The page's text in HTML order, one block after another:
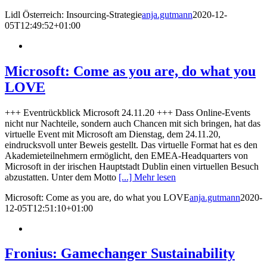
Lidl Österreich: Insourcing-Strategieanja.gutmann2020-12-
05T12:49:52+01:00
Microsoft: Come as you are, do what you
LOVE
+++ Eventrückblick Microsoft 24.11.20 +++ Dass Online-Events
nicht nur Nachteile, sondern auch Chancen mit sich bringen, hat das
virtuelle Event mit Microsoft am Dienstag, dem 24.11.20,
eindrucksvoll unter Beweis gestellt. Das virtuelle Format hat es den
Akademieteilnehmern ermöglicht, den EMEA-Headquarters von
Microsoft in der irischen Hauptstadt Dublin einen virtuellen Besuch
abzustatten. Unter dem Motto [...] Mehr lesen
Microsoft: Come as you are, do what you LOVEanja.gutmann2020-
12-05T12:51:10+01:00
Fronius: Gamechanger Sustainability